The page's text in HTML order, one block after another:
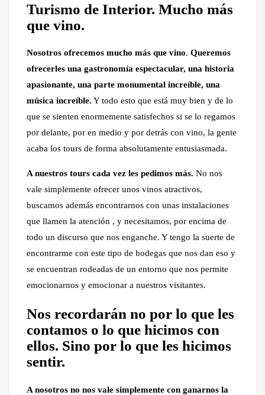
Turismo de Interior. Mucho más
que vino.
Nosotros ofrecemos mucho más que vino. Queremos
ofrecerles una gastronomía espectacular, una historia
apasionante, una parte monumental increíble, una
música increíble. Y todo esto que está muy bien y de lo
que se sienten enormemente satisfechos si se lo regamos
por delante, por en medio y por detrás con vino, la gente
acaba los tours de forma absolutamente entusiasmada.
A nuestros tours cada vez les pedimos más. No nos
vale simplemente ofrecer unos vinos atractivos,
buscamos además encontrarnos con unas instalaciones
que llamen la atención , y necesitamos, por encima de
todo un discurso que nos enganche. Y tengo la suerte de
encontrarme con este tipo de bodegas que nos dan eso y
se encuentran rodeadas de un entorno que nos permite
emocionarnos y emocionar a nuestros visitantes.
Nos recordarán no por lo que les
contamos o lo que hicimos con
ellos. Sino por lo que les hicimos
sentir.
A nosotros no nos vale simplemente con ganarnos la